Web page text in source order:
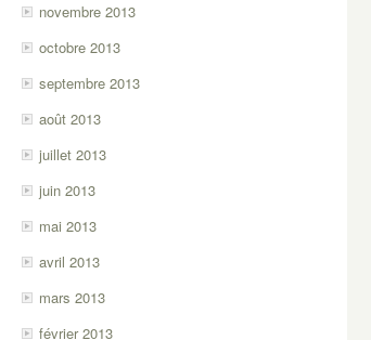
novembre 2013
octobre 2013
septembre 2013
août 2013
juillet 2013
juin 2013
mai 2013
avril 2013
mars 2013
février 2013